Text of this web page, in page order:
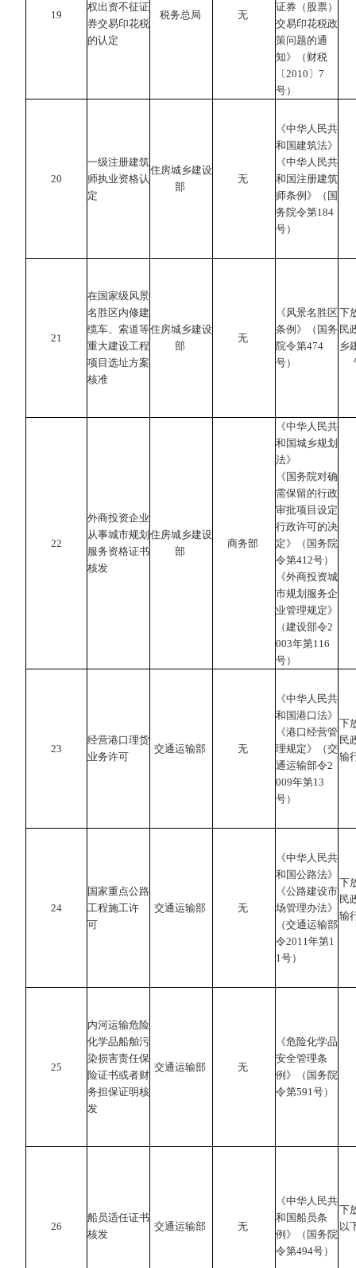
19
权出资不征证
券交易印花税
的认定
税务总局 无
证券（股票）
交易印花税政
策问题的通
知》（财税
〔2010〕7
号）
20
一级注册建筑
师执业资格认
定
住房城乡建设
部
无
《中华人民共
和国建筑法》
《中华人民共
和国注册建筑
师条例》（国
务院令第184
号）
21
在国家级风景
名胜区内修建
缆车、索道等
重大建设工程
项目选址方案
核准
住房城乡建设
部
无
《风景名胜区
条例》（国务
院令第474
号）
下
民
乡
22
外商投资企业
从事城市规划
服务资格证书
核发
住房城乡建设
部
商务部
《中华人民共
和国城乡规划
法》
《国务院对确
需保留的行政
审批项目设定
行政许可的决
定》（国务院
令第412号）
《外商投资城
市规划服务企
业管理规定》
（建设部令2
003年第116
号）
23
经营港口理货
业务许可
交通运输部 无
《中华人民共
和国港口法》
《港口经营管
理规定》（交
通运输部令2
009年第13
号）
下
民
输
24
国家重点公路
工程施工许
可
交通运输部 无
《中华人民共
和国公路法》
《公路建设市
场管理办法》
（交通运输部
令2011年第1
1号）
下
民
输
25
内河运输危险
化学品船舶污
染损害责任保
险证书或者财
务担保证明核
发
交通运输部 无
《危险化学品
安全管理条
例》（国务院
令第591号）
26
船员适任证书
核发
交通运输部 无
《中华人民共
和国船员条
例》（国务院
令第494号）
下
以